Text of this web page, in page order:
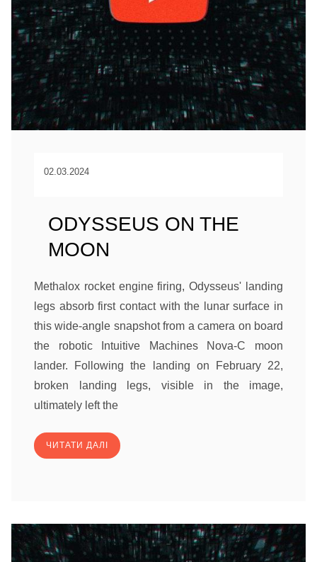
02.03.2024
ODYSSEUS ON THE
MOON
Methalox rocket engine firing, Odysseus' landing
legs absorb first contact with the lunar surface in
this wide-angle snapshot from a camera on board
the robotic Intuitive Machines Nova-C moon
lander. Following the landing on February 22,
broken landing legs, visible in the image,
ultimately left the
ЧИТАТИ ДАЛІ